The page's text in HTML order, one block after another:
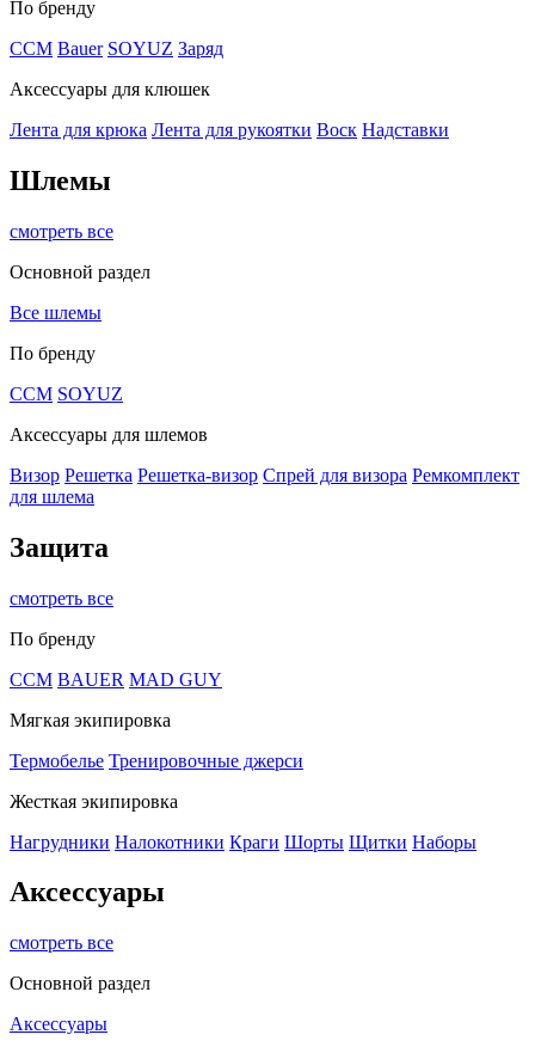
По бренду
CCM Bauer SOYUZ Заряд
Аксессуары для клюшек
Лента для крюка Лента для рукоятки Воск Надставки
Шлемы
смотреть все
Основной раздел
Все шлемы
По бренду
CCM SOYUZ
Аксессуары для шлемов
Визор Решетка Решетка-визор Спрей для визора Ремкомплект
для шлема
Защита
смотреть все
По бренду
CCM BAUER MAD GUY
Мягкая экипировка
Термобелье Тренировочные джерси
Жесткая экипировка
Нагрудники Налокотники Краги Шорты Щитки Наборы
Аксессуары
смотреть все
Основной раздел
Аксессуары